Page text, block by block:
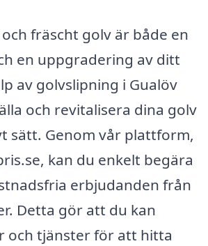
fräscht golv är både en
en uppgradering av ditt
av golvslipning i Gualöv
och revitalisera dina golv
sätt. Genom vår plattform,
kan du enkelt begära
erbjudanden från
Detta gör att du kan
och tjänster för att hitta